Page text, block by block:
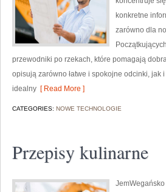
konkretne
zarówno dla
przewodniki po rzekach, które pomagają
opisują zarówno łatwe i spokojne odcinki,
idealny [ Read More ]
CATEGORIES: NOWE TECHNOLOGIE
Przepisy kulinarne